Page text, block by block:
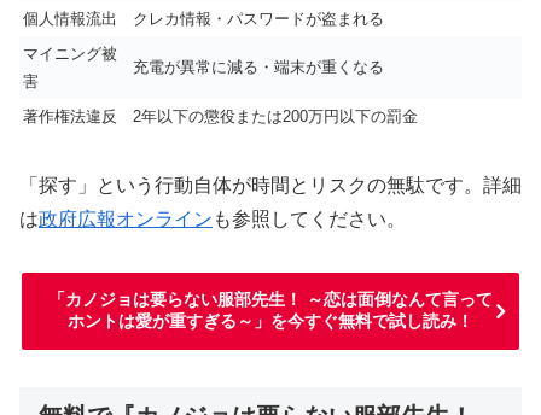
個人情報流出
クレカ情報・パスワードが盗まれる
マイニング被
害
充電が異常に減る・端末が重くなる
著作権法違反 2年以下の懲役または200万円以下の罰金
「探す」という行動自体が時間とリスクの無駄です。詳細
は政府広報オンライン も参照してください。
「カノジョは要らない服部先生！ ～恋は面倒なんて言って
ホントは愛が重すぎる～」を今すぐ無料で試し読み！